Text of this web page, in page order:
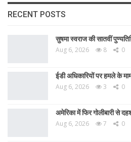
RECENT POSTS
सुषमा स्वराज की सातवीं
Aug 6, 2026 8 0
ईडी अधिकारियों पर हमले के
Aug 6, 2026 3 0
अमेरिका में फिर गोलीबारी से
Aug 6, 2026 7 0